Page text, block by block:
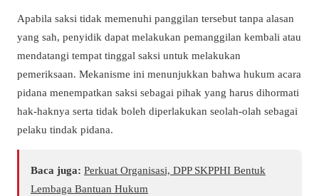
Apabila saksi tidak memenuhi panggilan tersebut tanpa alasan
yang sah, penyidik dapat melakukan pemanggilan kembali atau
mendatangi tempat tinggal saksi untuk melakukan
pemeriksaan. Mekanisme ini menunjukkan bahwa hukum acara
pidana menempatkan saksi sebagai pihak yang harus dihormati
hak-haknya serta tidak boleh diperlakukan seolah-olah sebagai
pelaku tindak pidana.
Baca juga: Perkuat Organisasi, DPP SKPPHI Bentuk
Lembaga Bantuan Hukum